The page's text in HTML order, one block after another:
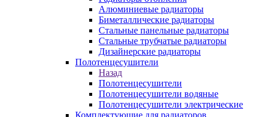
Алюминиевые радиаторы
Биметаллические радиаторы
Стальные панельные радиаторы
Стальные трубчатые радиаторы
Дизайнерские радиаторы
Полотенцесушители
Назад
Полотенцесушители
Полотенцесушители водяные
Полотенцесушители электрические
Комплектующие для радиаторов